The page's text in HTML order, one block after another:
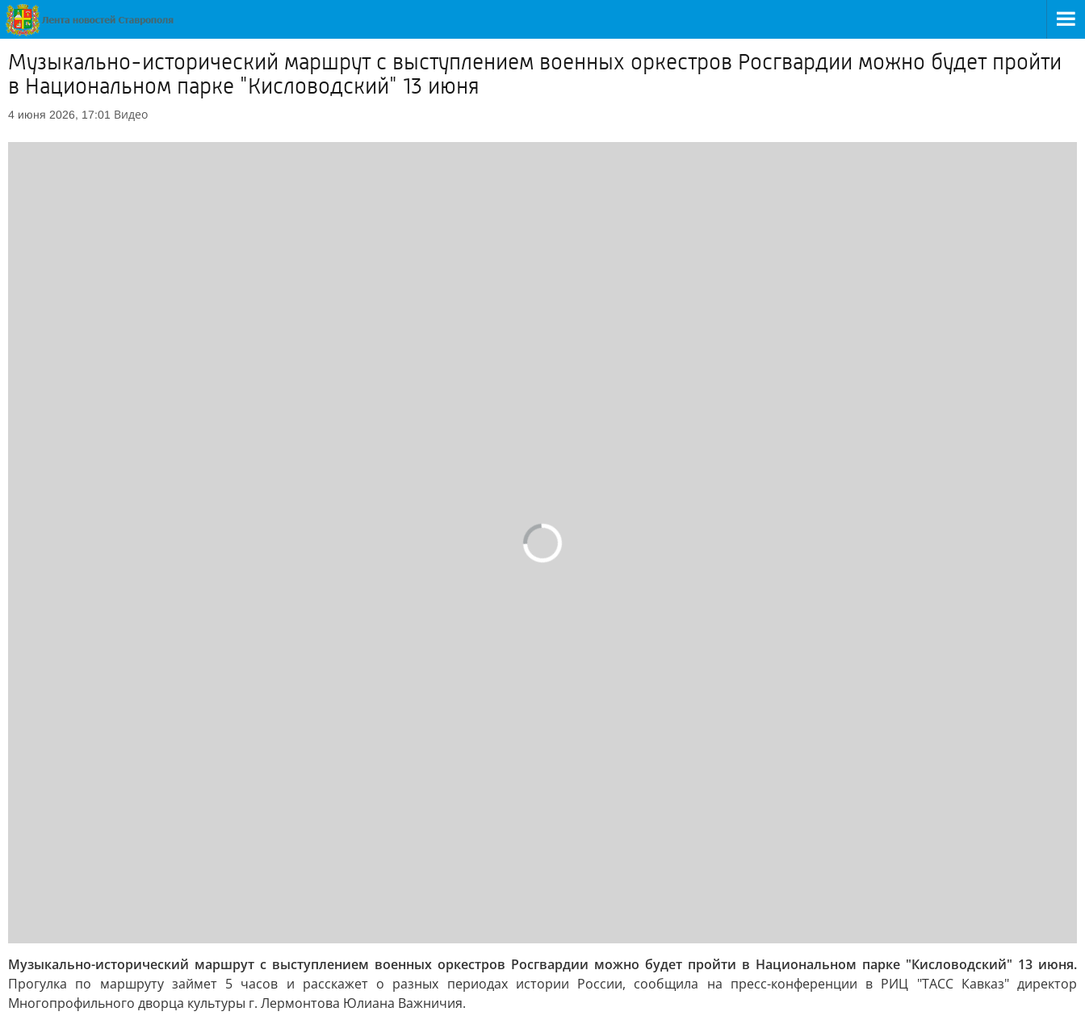
Музыкально-исторический маршрут с выступлением военных оркестров Росгвардии можно будет пройти
в Национальном парке "Кисловодский" 13 июня
4 июня 2026, 17:01 Видео
Музыкально-исторический маршрут с выступлением военных оркестров Росгвардии можно будет пройти в Национальном парке "Кисловодский" 13 июня.
Прогулка по маршруту займет 5 часов и расскажет о разных периодах истории России, сообщила на пресс-конференции в РИЦ "ТАСС Кавказ" директор
Многопрофильного дворца культуры г. Лермонтова Юлиана Важничия.